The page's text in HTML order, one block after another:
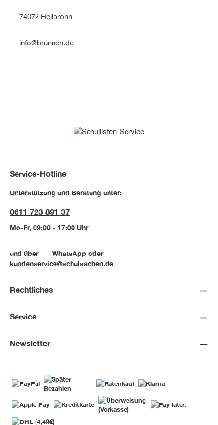
74072 Heilbronn
info@brunnen.de
Service-Hotline
Unterstützung und Beratung unter:
0611 723 891 37
Mo-Fr, 09:00 - 17:00 Uhr
und über WhatsApp oder
kundenservice@schulsachen.de
Rechtliches
Service
Newsletter